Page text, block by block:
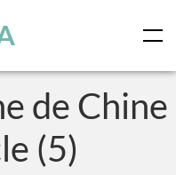
de Chine
(5)